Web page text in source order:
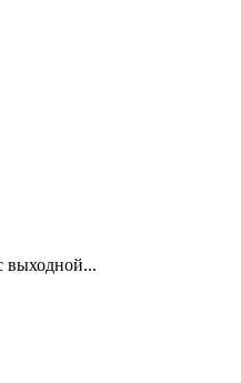
выходной...